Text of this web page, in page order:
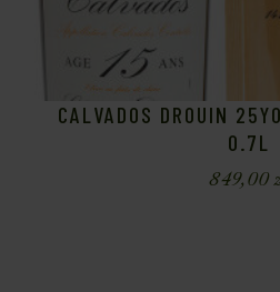
CALVADOS DROUIN
0.7L
849,00